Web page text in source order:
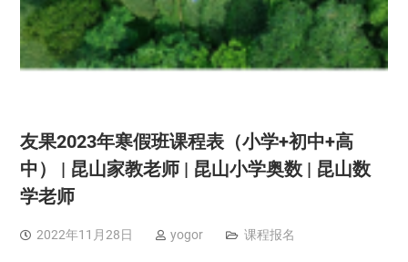
友果2023年寒假班课程表（小学+初中+高
中） | 昆山家教老师 | 昆山小学奥数 | 昆山数
学老师
2022年11月28日 yogor 课程报名